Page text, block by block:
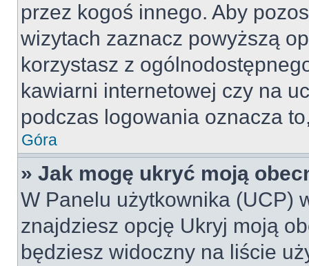
przez kogoś innego. Aby
wizytach zaznacz powyższą
korzystasz z
kawiarni internetowej czy na
podczas logowania oznacza
Góra
» Jak mogę ukryć moją
W Panelu użytkownika (UCP)
znajdziesz opcję Ukryj moją
będziesz widoczny na liście